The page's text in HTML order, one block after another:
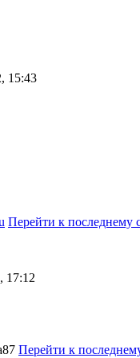
15:43
Перейти к последнему
17:12
Перейти к